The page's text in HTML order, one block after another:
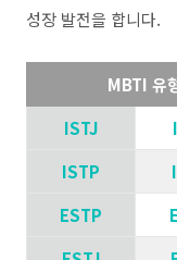
성장 발전을 합니다.
MBTI 유
ISTJ
ISTP
ESTP